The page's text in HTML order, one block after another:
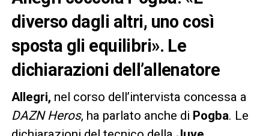
diverso dagli altri, uno così
sposta gli equilibri». Le
dichiarazioni dell’allenatore
Allegri, nel corso dell’intervista concessa a
DAZN Heros, ha parlato anche di Pogba. Le